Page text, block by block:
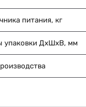
питания, кг
упаковки ДхШхВ, мм